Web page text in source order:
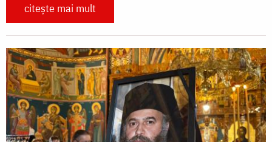
citește mai mult